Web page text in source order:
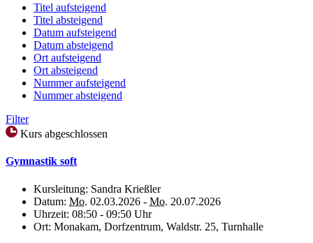
Titel aufsteigend
Titel absteigend
Datum aufsteigend
Datum absteigend
Ort aufsteigend
Ort absteigend
Nummer aufsteigend
Nummer absteigend
Filter
Kurs abgeschlossen
Gymnastik soft
Kursleitung: Sandra Krießler
Datum: Mo. 02.03.2026 - Mo. 20.07.2026
Uhrzeit: 08:50 - 09:50 Uhr
Ort: Monakam, Dorfzentrum, Waldstr. 25, Turnhalle